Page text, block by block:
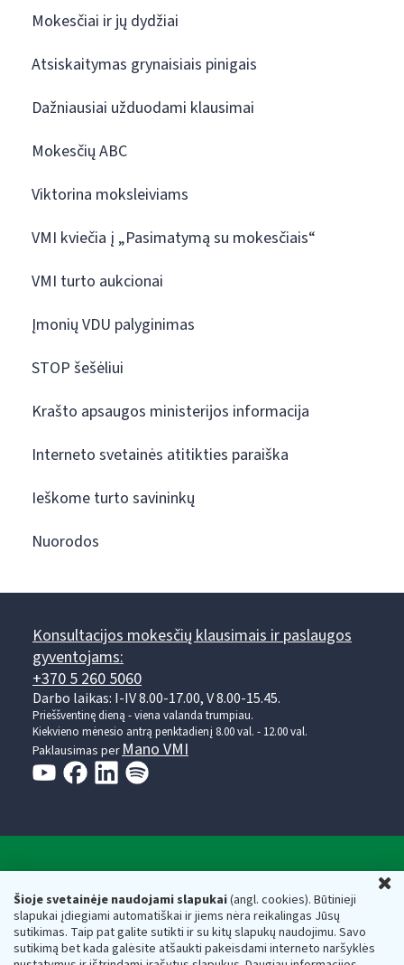
Šioje svetainėje naudojami slapukai(angl. cookies). Būtinieji
slapukai įdiegiami automatiškai ir jiems nėra reikalingas Jūsų
sutikimas. Taip pat galite sutikti ir su kitų slapukų naudojimu. Savo
sutikimą bet kada galėsite atšaukti pakeisdami interneto naršyklės
Mokesčiai ir jų dydžiai
Atsiskaitymas grynaisiais pinigais
Dažniausiai užduodami klausimai
Mokesčių ABC
Viktorina moksleiviams
VMI kviečia į „Pasimatymą su mokesčiais“
VMI turto aukcionai
Įmonių VDU palyginimas
STOP šešėliui
Krašto apsaugos ministerijos informacija
Interneto svetainės atitikties paraiška
Ieškome turto savininkų
Nuorodos
Konsultacijos mokesčių klausimais ir paslaugos
gyventojams:
+370 5 260 5060
Darbo laikas: I-IV 8.00-17.00, V 8.00-15.45.
Prieššventinę dieną - viena valanda trumpiau.
Kiekvieno mėnesio antrą penktadienį 8.00 val. - 12.00 val.
Paklausimas per Mano VMI
Respublikos finansų ministerijos
Biudžetinė įstaiga. Juridinio asmens kodas — 188659752,
adresas: Vasario 16-osios g. 14, 01107 Vilnius, Lietuva, el.paštas:
vmi@vmi.lt, E. pristatymo dėžutės adresas 188659752